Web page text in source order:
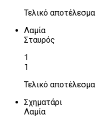
Τελικό αποτέλεσμα
Λαμία
Σταυρός
1
1
Τελικό αποτέλεσμα
Σχηματάρι
Λαμία